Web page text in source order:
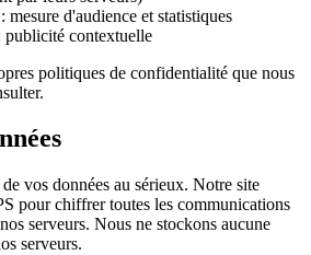
: mesure d'audience et statistiques
publicité contextuelle
politiques de confidentialité que nous
vos données au sérieux. Notre site
pour chiffrer toutes les communications
serveurs. Nous ne stockons aucune
serveurs.